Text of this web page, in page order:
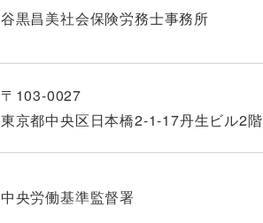
谷黒昌美社会保険労務士事務所
〒103-0027
東京都中央区日本橋2-1-17丹生ビル2階
中央労働基準監督署